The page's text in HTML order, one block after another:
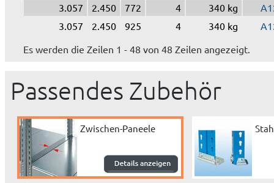
3.057
2.450 772 4 340 kg
3.057
2.450 925 4 340 kg
Es werden die Zeilen 1 - 48 von 48 Zeilen angezeigt.
Passendes Zubehör
Zwischen-Paneele